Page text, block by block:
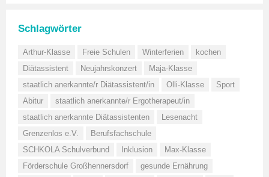
Schlagwörter
Arthur-Klasse Freie Schulen Winterferien
kochen
Diätassistent
Neujahrskonzert
Maja-Klasse
staatlich anerkannte/r Diätassistent/in
Olli-Klasse
Sport
Abitur
staatlich anerkannte/r Ergotherapeut/in
staatlich anerkannte Diätassistenten
Lesenacht
Grenzenlos e.V.
Berufsfachschule
SCHKOLA Schulverbund
Inklusion
Max-Klasse
Förderschule Großhennersdorf
gesunde Ernährung